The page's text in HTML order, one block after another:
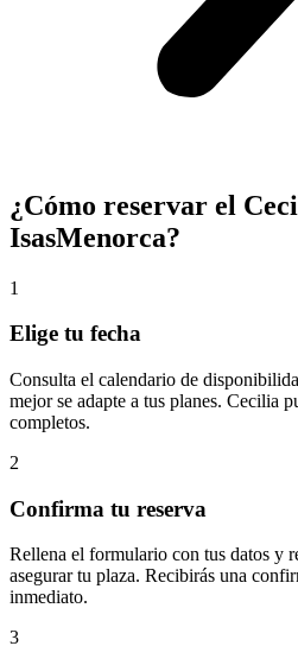
¿Cómo reservar el
IsasMenorca?
1
Elige tu fecha
Consulta el calendario de
mejor se adapte a tus planes. Cecilia
completos.
2
Confirma tu reserva
Rellena el formulario con tus datos y
asegurar tu plaza. Recibirás una
inmediato.
3